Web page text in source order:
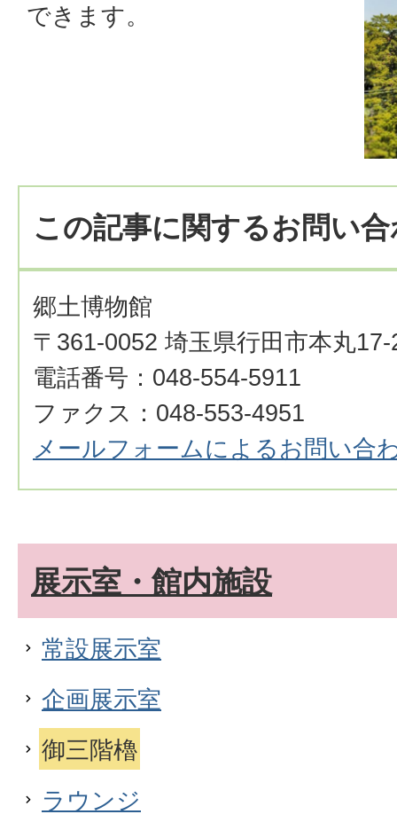
できます。
この記事に関するお問い
郷土博物館
〒361-0052 埼玉県行田市本丸17-
電話番号：048-554-5911
ファクス：048-553-4951
メールフォームによるお問い合
展示室・館内施設
常設展示室
企画展示室
御三階櫓
ラウンジ